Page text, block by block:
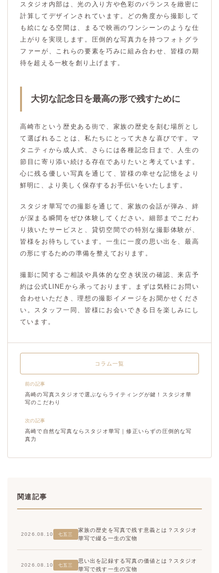
スタジオ内部は、光の入り方や色彩のバランスを緻密に
計算してデザインされています。どの角度から撮影して
も絵になる空間は、まるで映画のワンシーンのような仕
上がりを実現します。圧倒的な写真力を持つフォトグラ
ファーが、これらの要素を巧みに組み合わせ、皆様の期
待を超える一枚を創り上げます。
大切な記念日を最高の形で残すために
高崎市という歴史ある街で、家族の歴史を刻む場所とし
て選ばれることは、私たちにとって大きな喜びです。マ
タニティから成人式、さらには各種記念日まで、人生の
節目に寄り添い続ける存在でありたいと考えています。
心に残る優しい写真を通じて、皆様の幸せな記憶をより
鮮明に、より美しく保存するお手伝いをいたします。
スタジオ華写での撮影を通じて、家族の会話が弾み、絆
が深まる瞬間をぜひ体験してください。細部までこだわ
り抜いたサービスと、貸切空間での特別な撮影体験が、
皆様をお待ちしています。一生に一度の思い出を、最高
の形にするための準備を整えております。
撮影に関するご相談や具体的な空き状況の確認、来店予
約は公式LINEから承っております。まずは気軽にお問い
合わせいただき、理想の撮影イメージをお聞かせくださ
い。スタッフ一同、皆様にお会いできる日を楽しみにし
ています。
前の記事
高崎の写真スタジオで選ぶならライティングが鍵！スタジオ華
写のこだわり
コラム一覧
次の記事
高崎で自然な写真ならスタジオ華写｜修正いらずの圧倒的な写
真力
関連記事
2026.08.10 七五三
家族の歴史を写真で残す意義とは？スタジオ
華写で綴る一生の宝物
2026.08.10 七五三
思い出を記録する写真の価値とは？スタジオ
華写で残す一生の宝物